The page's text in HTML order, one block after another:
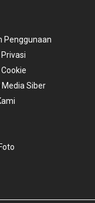
Penggunaan
Siber